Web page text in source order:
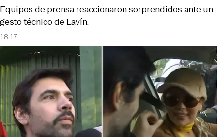
18:17
Equipos de prensa reaccionaron sorprendidos ante un
gesto técnico de Lavín.